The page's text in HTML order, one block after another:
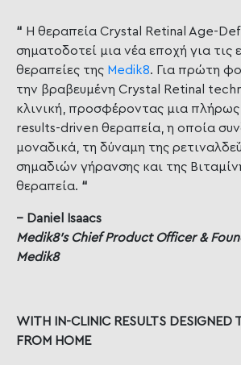
“ Η θεραπεία Crystal Retinal Age-
σηματοδοτεί μια νέα εποχή για τις
θεραπείες της Medik8. Για πρώτη
την βραβευμένη Crystal Retinal
κλινική, προσφέροντας μια πλήρως
results-driven θεραπεία, η οποία
μοναδικά, τη δύναμη της
σημαδιών γήρανσης και της
θεραπεία. “
– Daniel Isaacs
Medik8’s Chief Product Officer &
Medik8
WITH IN-CLINIC RESULTS DESIGNED
FROM HOME